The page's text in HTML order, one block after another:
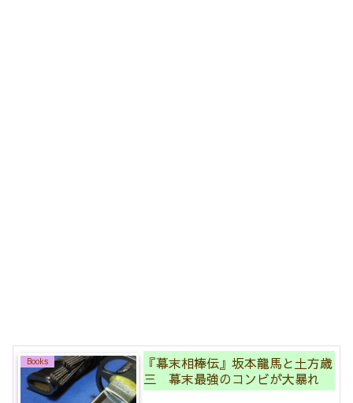
Books
『幕末相棒伝』坂本龍馬と土方歳
三 幕末最強のコンビが大暴れ